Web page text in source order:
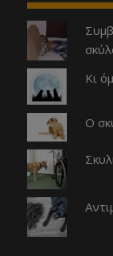
Κι
Ο